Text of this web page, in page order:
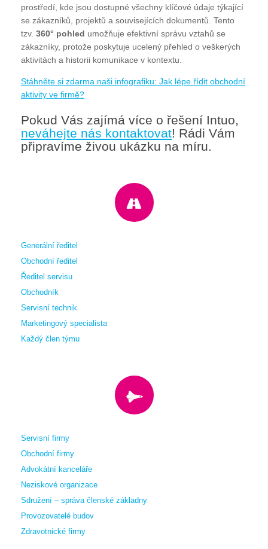
prostředí, kde jsou dostupné všechny klíčové údaje týkající
se zákazníků, projektů a souvisejících dokumentů. Tento
tzv. 360° pohled umožňuje efektivní správu vztahů se
zákazníky, protože poskytuje ucelený přehled o veškerých
aktivitách a historii komunikace v kontextu.
Stáhněte si zdarma naši infografiku: Jak lépe řídit obchodní
aktivity ve firmě?
Pokud Vás zajímá více o řešení Intuo,
neváhejte nás kontaktovat! Rádi Vám
připravíme živou ukázku na míru.
Generální ředitel
Obchodní ředitel
Ředitel servisu
Obchodník
Servisní technik
Marketingový specialista
Každý člen týmu
Servisní firmy
Obchodní firmy
Advokátní kanceláře
Neziskové organizace
Sdružení – správa členské základny
Provozovatelé budov
Zdravotnické firmy